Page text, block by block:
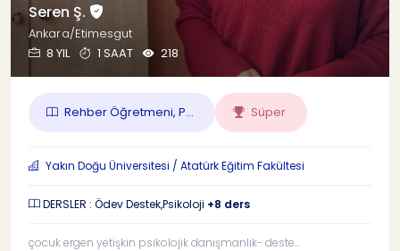
Seren Ş.
Ankara/Etimesgut
8 YIL
1 SAAT 218
Rehber Öğretmeni, P... Süper
Yakın Doğu Üniversitesi / Atatürk Eğitim Fakültesi
DERSLER : Ödev Destek,Psikoloji +8 ders
çocuk ergen yetişkin psikolojik danışmanlık- deste...